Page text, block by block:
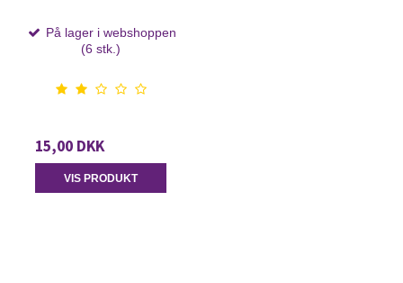
På lager i webshoppen
(6 stk.)
15,00 DKK
VIS PRODUKT